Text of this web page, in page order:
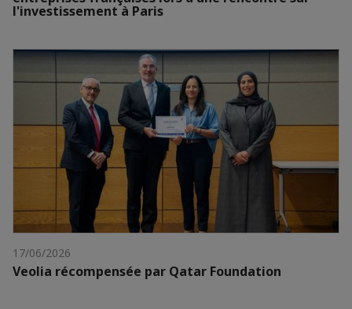
l'investissement à Paris
17/06/2026
Veolia récompensée par Qatar Foundation